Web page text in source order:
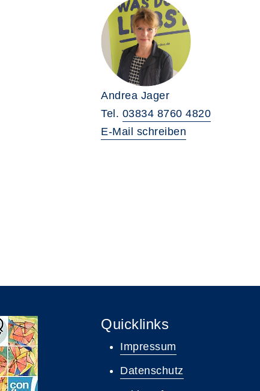
Andrea Jager
Tel. 03834 8760 4820
E-Mail schreiben
Quicklinks
Impressum
Datenschutz